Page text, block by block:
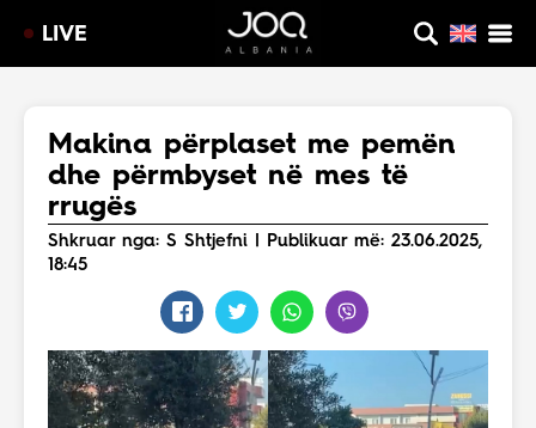
LIVE
Makina përplaset me pemën
dhe përmbyset në mes të
rrugës
Shkruar nga: S Shtjefni | Publikuar më: 23.06.2025,
18:45